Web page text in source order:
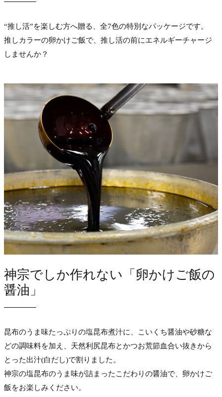
“推し活”を楽しむ方へ贈る、全7色の特別なパッケージです。
推しカラーの卵かけご飯で、推し活の前にエネルギーチャージ
しませんか？
神宗でしか作れない「卵かけご飯の
醤油」
昆布のうま味たっぷりの塩昆布煮汁に、こいくち醤油や砂糖な
どの調味料を加え、天然利尻昆布とかつお荒節血合い抜きから
とった出汁(白だし)で割りました。
神宗の塩昆布のうま味が詰まったこだわりの醤油で、卵かけご
飯をお楽しみください。